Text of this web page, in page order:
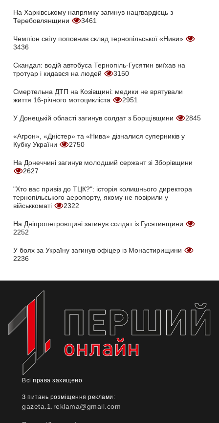
На Харківському напрямку загинув нацгвардієць з
Теребовлянщини
3461
Чемпіон світу поповнив склад тернопільської «Ниви»
3436
Скандал: водій автобуса Тернопіль-Гусятин виїхав на
тротуар і кидався на людей
3150
Смертельна ДТП на Козівщині: медики не врятували
життя 16-річного мотоцикліста
2951
У Донецькій області загинув солдат з Борщівщини 2845
«Агрон», «Дністер» та «Нива» дізналися суперників у
Кубку України
2750
На Донеччині загинув молодший сержант зі Зборівщини
2627
"Хто вас привіз до ТЦК?": історія колишнього директора
тернопільського аеропорту, якому не повірили у
військкоматі
2322
На Дніпропетровщині загинув солдат із Гусятинщини
2252
У боях за Україну загинув офіцер із Монастирищини
2236
Всі права захищено
З питань розміщення реклами:
gazeta.1.reklama@gmail.com